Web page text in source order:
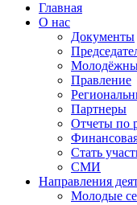
Главная
О нас
Документы
Правление
Партнеры
Отчеты по
Стать
СМИ
Направления
Молодые